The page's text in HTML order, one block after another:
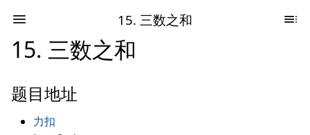
15. 三数之和
15. 三数之和
题目地址
力扣